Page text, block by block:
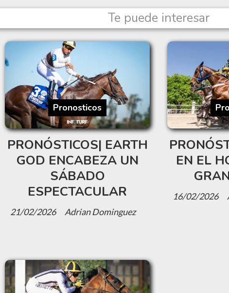
Te puede interesar
PRONÓSTICOS| EARTH
GOD ENCABEZA UN
SÁBADO
ESPECTACULAR
Adrian Dominguez
Pronosticos
21/02/2026
EN EL
16/02/2026